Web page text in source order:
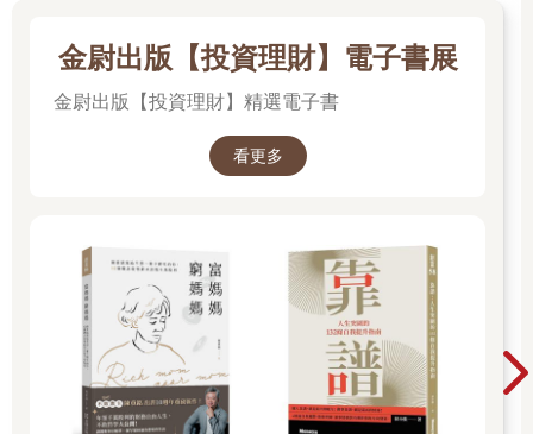
金尉出版【投資理財】電子書展
金尉出版【投資理財】精選電子書
看更多